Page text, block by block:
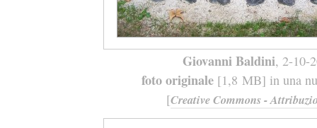
Giovanni Baldini, 2-10-
foto originale[1,8 MB] in una
[Creative Commons -